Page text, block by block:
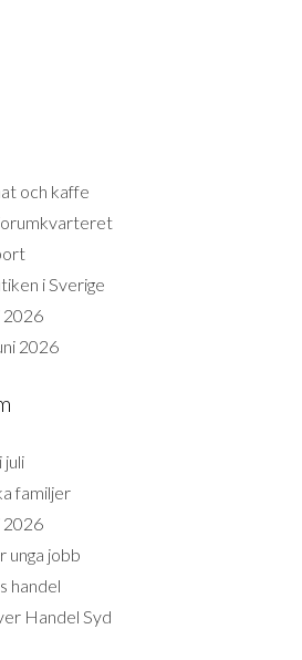
och kaffe
i Sverige
2026
2026
juli
familjer
2026
unga jobb
handel
Handel Syd